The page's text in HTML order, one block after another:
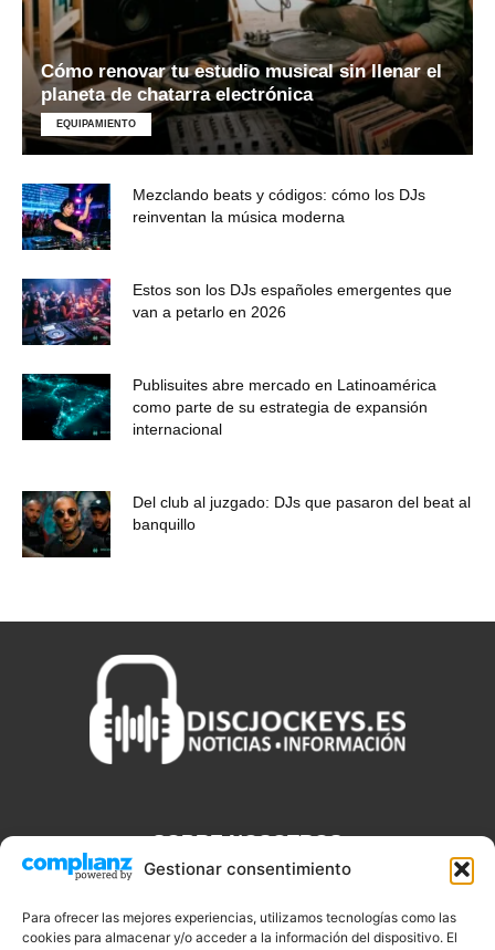
Gestionar consentimiento
Para ofrecer las mejores experiencias, utilizamos tecnologías como las
cookies para almacenar y/o acceder a la información del dispositivo. El
Cómo renovar tu estudio musical sin llenar el
planeta de chatarra electrónica
EQUIPAMIENTO
Mezclando beats y códigos: cómo los DJs
reinventan la música moderna
Estos son los DJs españoles emergentes que
van a petarlo en 2026
Publisuites abre mercado en Latinoamérica
como parte de su estrategia de expansión
internacional
Del club al juzgado: DJs que pasaron del beat al
banquillo
SOBRE NOSOTROS
que necesitas saber sobre noticias, novedades, tecnologías y
aplicaciones que te ayudaran a ser un mejor Djs.